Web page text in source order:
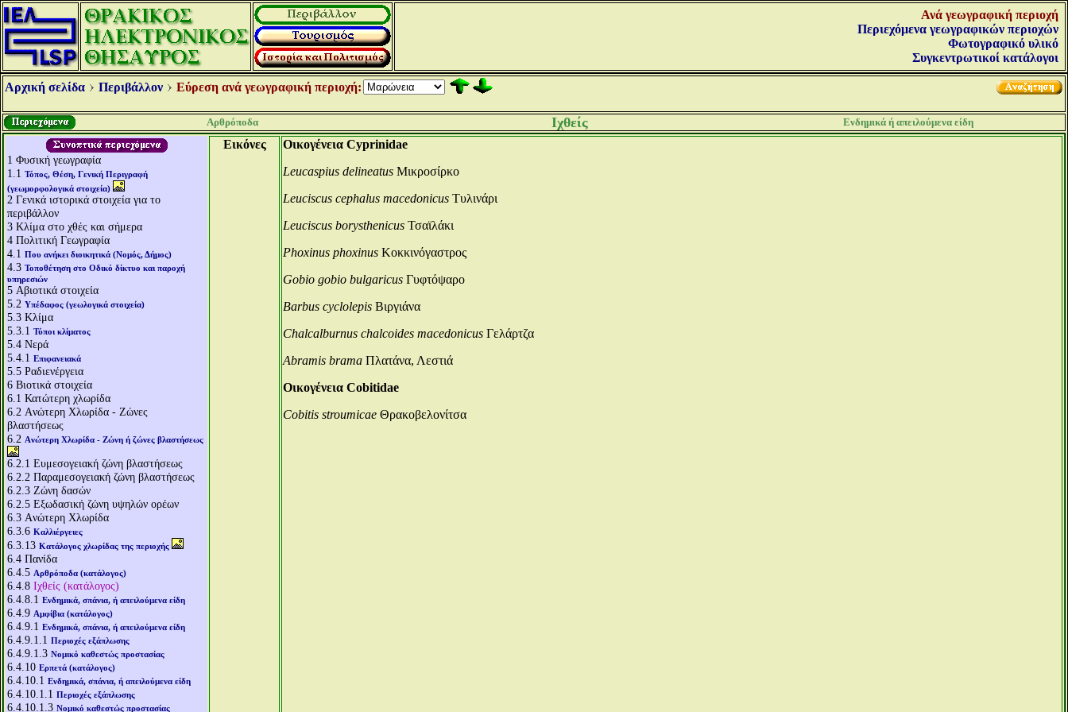
Ανά γεωγραφική περιοχή
Περιεχόμενα γεωγραφικών περιοχών
Φωτογραφικό υλικό
Συγκεντρωτικοί κατάλογοι
Αρχική σελίδα Περιβάλλον Εύρεση ανά γεωγραφική περιοχή:
Αρθρόποδα Ιχθείς Ενδημικά ή απειλούμενα είδη
1 Φυσική γεωγραφία
1.1 Τόπος, Θέση, Γενική Περιγραφή
(γεωμορφολογικά στοιχεία)
2 Γενικά ιστορικά στοιχεία για το
περιβάλλον
3 Κλίμα στο χθές και σήμερα
4 Πολιτική Γεωγραφία
4.1 Που ανήκει διοικητικά (Νομός, Δήμος)
4.3 Τοποθέτηση στο Οδικό δίκτυο και παροχή
υπηρεσιών
5 Αβιοτικά στοιχεία
5.2 Υπέδαφος (γεωλογικά στοιχεία)
5.3 Κλίμα
5.3.1 Τύποι κλίματος
5.4 Νερά
5.4.1 Επιφανειακά
5.5 Ραδιενέργεια
6 Βιοτικά στοιχεία
6.1 Κατώτερη χλωρίδα
6.2 Aνώτερη Χλωρίδα - Ζώνες
βλαστήσεως
6.2 Aνώτερη Χλωρίδα - Ζώνη ή ζώνες βλαστήσεως
6.2.1 Ευμεσογειακή ζώνη βλαστήσεως
6.2.2 Παραμεσογειακή ζώνη βλαστήσεως
6.2.3 Ζώνη δασών
6.2.5 Εξωδασική ζώνη υψηλών ορέων
6.3 Aνώτερη Χλωρίδα
6.3.6 Καλλιέργειες
6.3.13 Κατάλογος χλωρίδας της περιοχής
6.4 Πανίδα
6.4.5 Αρθρόποδα (κατάλογος)
6.4.8 Ιχθείς (κατάλογος)
6.4.8.1 Ενδημικά, σπάνια, ή απειλούμενα είδη
6.4.9 Αμφίβια (κατάλογος)
6.4.9.1 Ενδημικά, σπάνια, ή απειλούμενα είδη
6.4.9.1.1 Περιοχές εξάπλωσης
6.4.9.1.3 Νομικό καθεστώς προστασίας
6.4.10 Ερπετά (κατάλογος)
6.4.10.1 Ενδημικά, σπάνια, ή απειλούμενα είδη
6.4.10.1.1 Περιοχές εξάπλωσης
6.4.10.1.3 Νομικό καθεστώς προστασίας
Εικόνες
Οικογένεια Cyprinidae
Leucaspius delineatus Μικροσίρκο
Leuciscus cephalus macedonicus Τυλινάρι
Leuciscus borysthenicus Τσαϊλάκι
Phoxinus phoxinus Κοκκινόγαστρος
Gobio gobio bulgaricus Γυφτόψαρο
Barbus cyclolepis Βιργιάνα
Chalcalburnus chalcoides macedonicus Γελάρτζα
Αbramis brama Πλατάνα, Λεστιά
Οικογένεια Cobitidae
Cobitis stroumicae Θρακοβελονίτσα